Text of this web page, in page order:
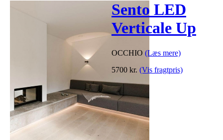
Sento LED
Verticale Up
E20 w/fixed
ring, flere
varianter
OCCHIO (Læs mere)
5700 kr. (Vis fragtpris)